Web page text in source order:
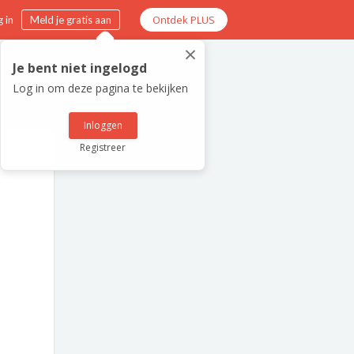
in Meld je gratis aan Ontdek PLUS
×
Je bent niet ingelogd
Log in om deze pagina te bekijken
Inloggen
Registreer